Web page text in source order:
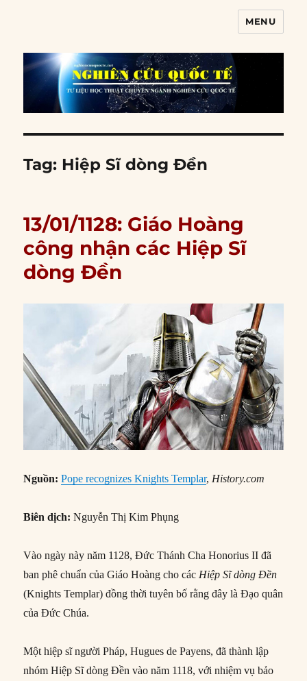
MENU
Tag: Hiệp Sĩ dòng Đền
13/01/1128: Giáo Hoàng
công nhận các Hiệp Sĩ
dòng Đền
Nguồn: Pope recognizes Knights Templar,History.com
Biên dịch: Nguyễn Thị Kim Phụng
Vào ngày này năm 1128, Đức Thánh Cha Honorius II đã
ban phê chuẩn của Giáo Hoàng cho cácHiệp Sĩ dòng Đền
(Knights Templar) đồng thời tuyên bố rằng đây là Đạo quân
của Đức Chúa.
Một hiệp sĩ người Pháp, Hugues de Payens, đã thành lập
nhóm Hiệp Sĩ dòng Đền vào năm 1118, với nhiệm vụ bảo